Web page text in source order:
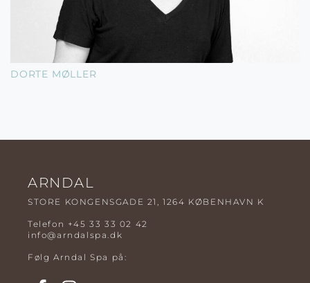
DORTE MØLLER
ARNDAL
STORE KONGENSGADE 21, 1264 KØBENHAVN K
Telefon +45 33 33 02 42
info@arndalspa.dk
Følg Arndal Spa på: